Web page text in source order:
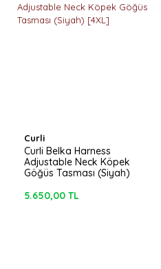
Curli
Curli Belka Harness
Adjustable Neck Köpek
Göğüs Tasması (Siyah)
5.650,00 TL